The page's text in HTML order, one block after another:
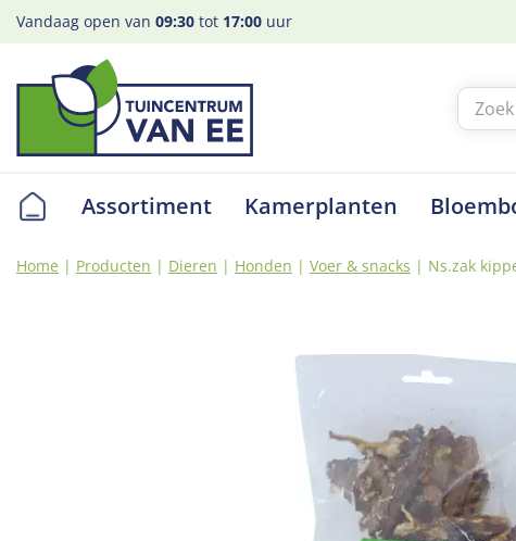
Ga
naar
Home Producten Dieren Honden Voer & snacks Ns.zak
Vandaag open van 09:30 tot 17:00 uur
Assortiment Kamerplanten